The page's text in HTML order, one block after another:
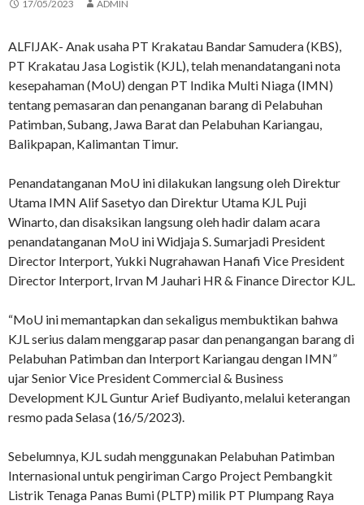
17/05/2023 ADMIN
ALFIJAK- Anak usaha PT Krakatau Bandar Samudera (KBS),
PT Krakatau Jasa Logistik (KJL), telah menandatangani nota
kesepahaman (MoU) dengan PT Indika Multi Niaga (IMN)
tentang pemasaran dan penanganan barang di Pelabuhan
Patimban, Subang, Jawa Barat dan Pelabuhan Kariangau,
Balikpapan, Kalimantan Timur.
Penandatanganan MoU ini dilakukan langsung oleh Direktur
Utama IMN Alif Sasetyo dan Direktur Utama KJL Puji
Winarto, dan disaksikan langsung oleh hadir dalam acara
penandatanganan MoU ini Widjaja S. Sumarjadi President
Director Interport, Yukki Nugrahawan Hanafi Vice President
Director Interport, Irvan M Jauhari HR & Finance Director KJL.
“MoU ini memantapkan dan sekaligus membuktikan bahwa
KJL serius dalam menggarap pasar dan penangangan barang di
Pelabuhan Patimban dan Interport Kariangau dengan IMN”
ujar Senior Vice President Commercial & Business
Development KJL Guntur Arief Budiyanto, melalui keterangan
resmo pada Selasa (16/5/2023).
Sebelumnya, KJL sudah menggunakan Pelabuhan Patimban
Internasional untuk pengiriman Cargo Project Pembangkit
Listrik Tenaga Panas Bumi (PLTP) milik PT Plumpang Raya